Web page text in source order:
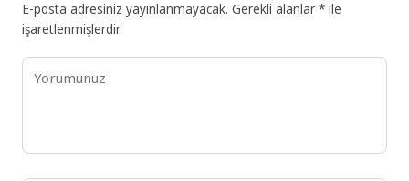
E-posta adresiniz yayınlanmayacak. Gerekli alanlar* ile
işaretlenmişlerdir